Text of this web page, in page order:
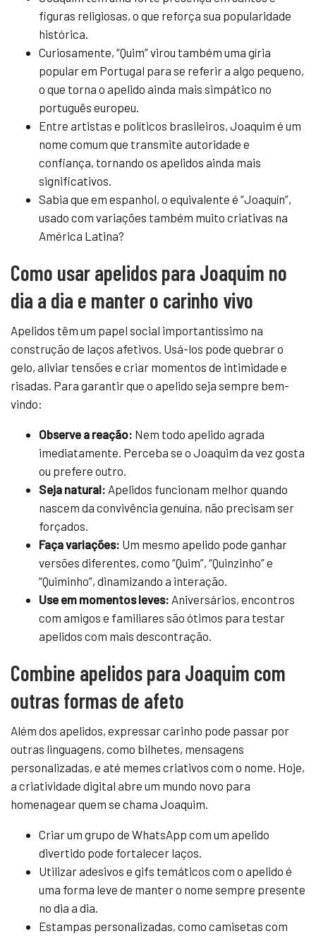
figuras religiosas, o que reforça sua popularidade
histórica.
Curiosamente, “Quim” virou também uma gíria
popular em Portugal para se referir a algo pequeno,
o que torna o apelido ainda mais simpático no
português europeu.
Entre artistas e políticos brasileiros, Joaquim é um
nome comum que transmite autoridade e
confiança, tornando os apelidos ainda mais
significativos.
Sabia que em espanhol, o equivalente é “Joaquín”,
usado com variações também muito criativas na
América Latina?
Como usar apelidos para Joaquim no
dia a dia e manter o carinho vivo
Apelidos têm um papel social importantíssimo na
construção de laços afetivos. Usá-los pode quebrar o
gelo, aliviar tensões e criar momentos de intimidade e
risadas. Para garantir que o apelido seja sempre bem-
vindo:
Observe a reação: Nem todo apelido agrada
imediatamente. Perceba se o Joaquim da vez gosta
ou prefere outro.
Seja natural: Apelidos funcionam melhor quando
nascem da convivência genuína, não precisam ser
forçados.
Faça variações: Um mesmo apelido pode ganhar
versões diferentes, como “Quim”, “Quinzinho” e
“Quiminho”, dinamizando a interação.
Use em momentos leves: Aniversários, encontros
com amigos e familiares são ótimos para testar
apelidos com mais descontração.
Combine apelidos para Joaquim com
outras formas de afeto
Além dos apelidos, expressar carinho pode passar por
outras linguagens, como bilhetes, mensagens
personalizadas, e até memes criativos com o nome. Hoje,
a criatividade digital abre um mundo novo para
homenagear quem se chama Joaquim.
Criar um grupo de WhatsApp com um apelido
divertido pode fortalecer laços.
Utilizar adesivos e gifs temáticos com o apelido é
uma forma leve de manter o nome sempre presente
no dia a dia.
Estampas personalizadas, como camisetas com